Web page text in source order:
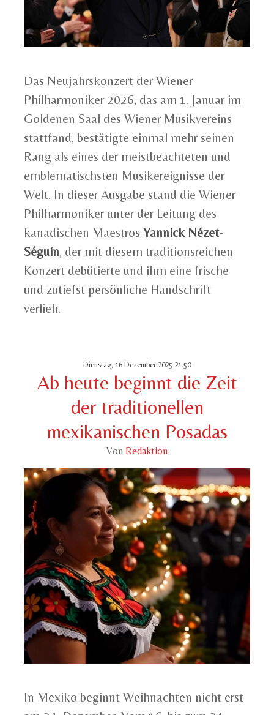
Das Neujahrskonzert der Wiener
Philharmoniker 2026, das am 1. Januar im
Goldenen Saal des Wiener Musikvereins
stattfand, bestätigte einmal mehr seinen
Rang als eines der meistbeachteten und
emblematischsten Musikereignisse der
Welt. In dieser Ausgabe stand die Wiener
Philharmoniker unter der Leitung des
kanadischen Maestros Yannick Nézet-
Séguin, der mit diesem traditionsreichen
Konzert debütierte und ihm eine frische
und zutiefst persönliche Handschrift
verlieh.
Dienstag, 16 Dezember 2025 21:50
Ab heute beginnt die Zeit
der traditionellen
mexikanischen Posadas
Von Redaktion
In Mexiko beginnt Weihnachten nicht erst